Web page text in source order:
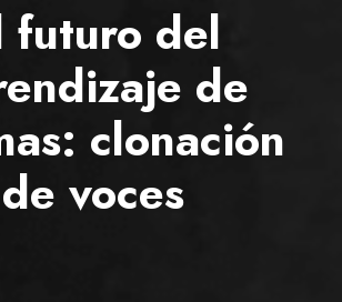
futuro del
de
clonación
de voces